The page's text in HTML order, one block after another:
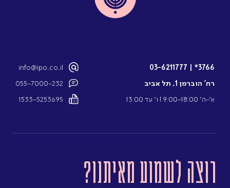
3766*
|
03-6211777
רח’ הוברמן 1, תל אביב
א’-ה’ 9:00-18:00 l ו’ עד 13:00
info@ipo.co.il
055-7000-232
1533-5253695
רוצה לשמוע מאיתנו?